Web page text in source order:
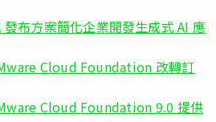
布方案簡化企業開發生成式 AI 應
Cloud Foundation 改轉訂
Cloud Foundation 9.0 提供